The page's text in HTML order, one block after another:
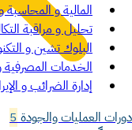
المالية و المحاسبة
تحليل و مراقبة
البلوك تشين و
الخدمات المصرفية
إدارة الضرائب و
دورات العمليات والجودة5